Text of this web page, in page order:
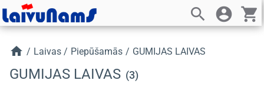
search account_circle shopping_cart
home / Laivas / Piepūšamās / GUMIJAS LAIVAS
GUMIJAS LAIVAS (3)